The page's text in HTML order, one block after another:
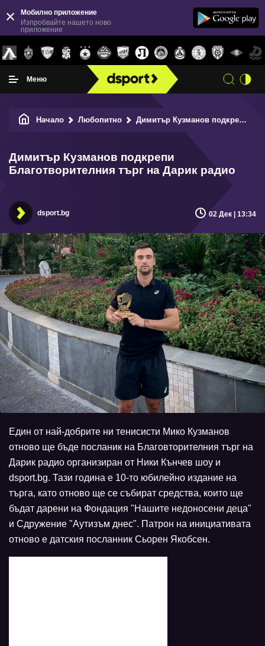
Мобилно приложение
Изпробвайте нашето ново
приложение
Меню
Начало Любопитно Димитър Кузманов подкрепи Благотворителния търг на Дарик радио
Димитър Кузманов подкрепи
Благотворителния търг на Дарик радио
dsport.bg 02 Дек | 13:34
Един от най-добрите ни тенисисти Мико Кузманов
отново ще бъде посланик на Благовторителния търг на
Дарик радио организиран от Ники Кънчев шоу и
dsport.bg. Тази година е 10-то юбилейно издание на
търга, като отново ще се събират средства, които ще
бъдат дарени на Фондация "Нашите недоносени деца"
и Сдружение "Аутизъм днес". Патрон на инициативата
отново е датския посланник Сьорен Якобсен.